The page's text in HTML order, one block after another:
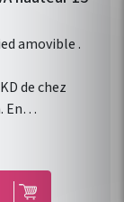
de chez